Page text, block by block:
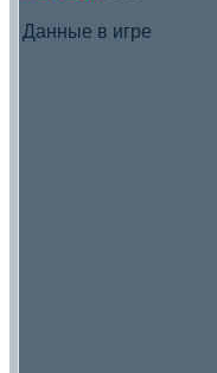
Данные в игре